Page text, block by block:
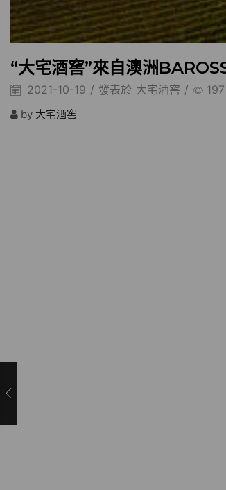
“大宅酒窖”來自澳洲
2021-10-19 / 發表於 大宅酒窖 /
197
by 大宅酒窖